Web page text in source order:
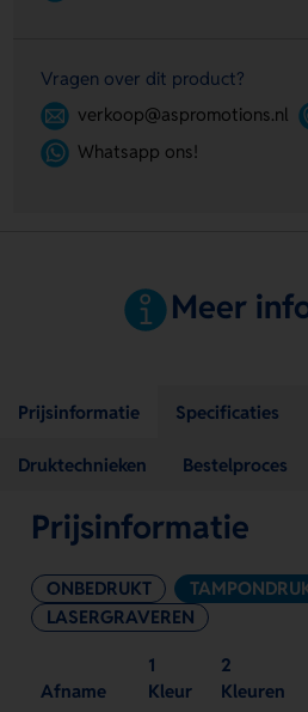
Vragen over dit product?
verkoop@aspromotions.nl
Whatsapp ons!
Meer
Prijsinformatie Specificaties
Druktechnieken Bestelproces
Prijsinformatie
ONBEDRUKT
LASERGRAVEREN
Afname
1
Kleur
2
Kleuren